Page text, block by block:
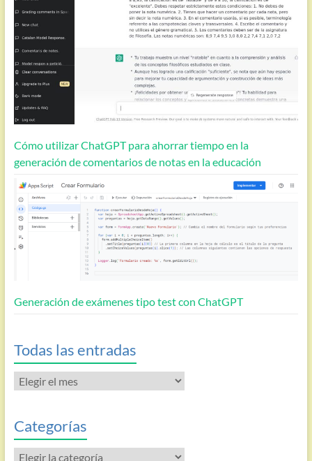
Cómo utilizar ChatGPT para ahorrar tiempo en la
generación de comentarios de notas en la educación
Generación de exámenes tipo test con ChatGPT
Todas las entradas
Todas
las
Categorías
Categorías